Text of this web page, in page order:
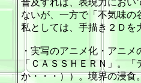
普及すれば、表現力におい
ないが、一方で「不気味の
私としては、手描き２Ｄを
・実写のアニメ化・アニ
「ＣＡＳＳＨＥＲＮ」。
か・・・））。境界の浸食